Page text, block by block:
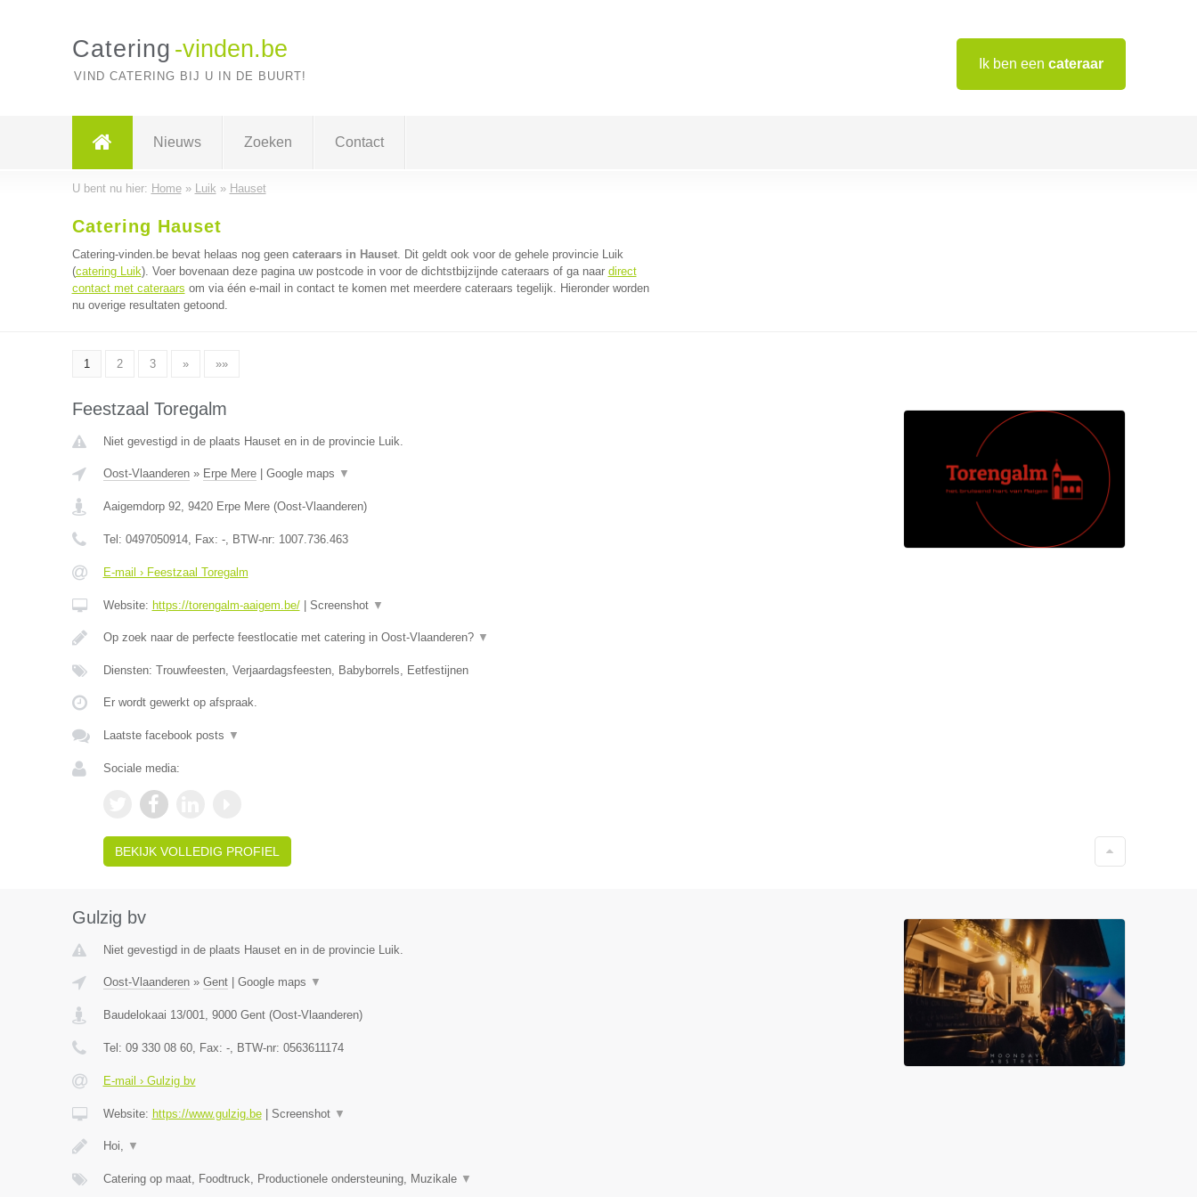
Ik ben een cateraar
Catering -vinden.be
VIND CATERING BIJ U IN DE BUURT!
Nieuws Zoeken Contact
U bent nu hier: Home» Luik » Hauset
Catering Hauset
Catering-vinden.be bevat helaas nog geen cateraars in Hauset. Dit geldt ook voor de gehele provincie Luik
(catering Luik). Voer bovenaan deze pagina uw postcode in voor de dichtstbijzijnde cateraars of ga naar direct
contact met cateraars om via één e-mail in contact te komen met meerdere cateraars tegelijk. Hieronder worden
nu overige resultaten getoond.
1 2 3 » »»
Feestzaal Toregalm
Niet gevestigd in de plaats Hauset en in de provincie Luik.
Oost-Vlaanderen» Erpe Mere| Google maps ▼
Aaigemdorp 92, 9420 Erpe Mere(Oost-Vlaanderen)
Tel: 0497050914, Fax: -, BTW-nr: 1007.736.463
E-mail › Feestzaal Toregalm
Website: https://torengalm-aaigem.be/| Screenshot ▼
Op zoek naar de perfecte feestlocatie met catering in Oost-Vlaanderen? ▼
Diensten: Trouwfeesten, Verjaardagsfeesten, Babyborrels, Eetfestijnen
Er wordt gewerkt op afspraak.
Laatste facebook posts ▼
Sociale media:
BEKIJK VOLLEDIG PROFIEL
Gulzig bv
Niet gevestigd in de plaats Hauset en in de provincie Luik.
Oost-Vlaanderen» Gent| Google maps ▼
Baudelokaai 13/001, 9000 Gent(Oost-Vlaanderen)
Tel: 09 330 08 60, Fax: -, BTW-nr: 0563611174
E-mail › Gulzig bv
Website: https://www.gulzig.be| Screenshot ▼
Hoi, ▼
Catering op maat, Foodtruck, Productionele ondersteuning, Muzikale ▼